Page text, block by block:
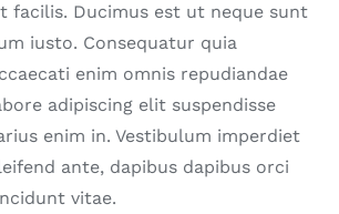
facilis. Ducimus est ut neque sunt
iusto. Consequatur quia
enim omnis repudiandae
adipiscing elit suspendisse
enim in. Vestibulum imperdiet
ante, dapibus dapibus orci
vitae.